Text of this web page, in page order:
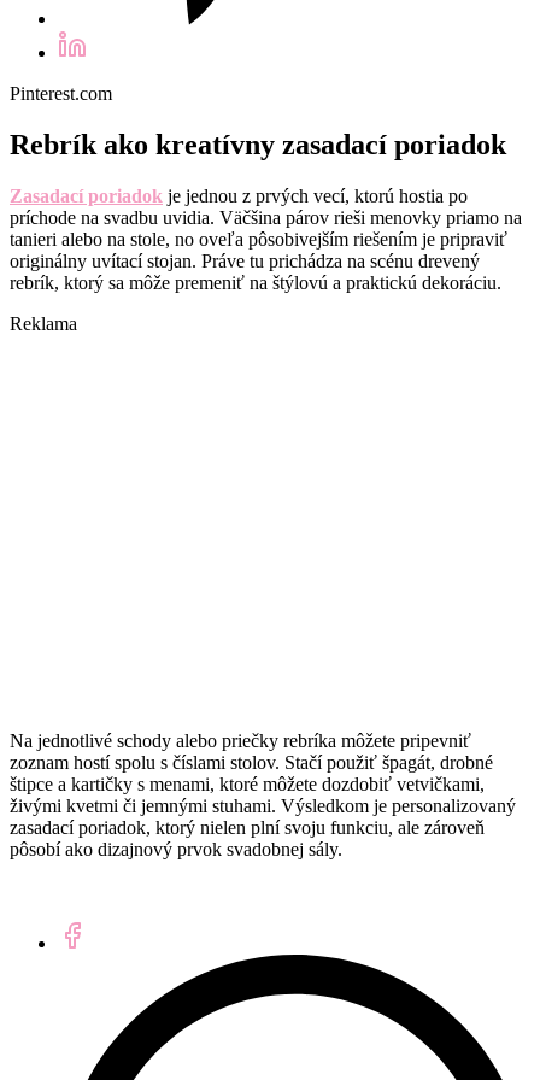
Pinterest.com
Rebrík ako kreatívny zasadací poriadok
Zasadací poriadok je jednou z prvých vecí, ktorú hostia po
príchode na svadbu uvidia. Väčšina párov rieši menovky priamo na
tanieri alebo na stole, no oveľa pôsobivejším riešením je pripraviť
originálny uvítací stojan. Práve tu prichádza na scénu drevený
rebrík, ktorý sa môže premeniť na štýlovú a praktickú dekoráciu.
Reklama
Na jednotlivé schody alebo priečky rebríka môžete pripevniť
zoznam hostí spolu s číslami stolov. Stačí použiť špagát, drobné
štipce a kartičky s menami, ktoré môžete dozdobiť vetvičkami,
živými kvetmi či jemnými stuhami. Výsledkom je personalizovaný
zasadací poriadok, ktorý nielen plní svoju funkciu, ale zároveň
pôsobí ako dizajnový prvok svadobnej sály.